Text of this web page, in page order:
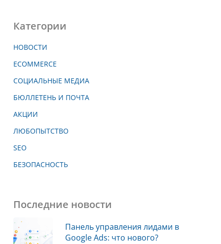
Категории
НОВОСТИ
ECOMMERCE
СОЦИАЛЬНЫЕ МЕДИА
БЮЛЛЕТЕНЬ И ПОЧТА
АКЦИИ
ЛЮБОПЫТСТВО
SEO
БЕЗОПАСНОСТЬ
Последние новости
Панель управления лидами в
Google Ads: что нового?